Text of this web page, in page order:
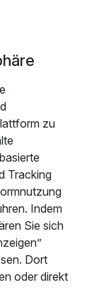
Hauptbahnhof
sich bereits
bis hin zu
ein knappes
Tiefgarage
öffentlichen
der
aus
unser
zu
Tracking
Indem
Sie sich
Dort
oder direkt